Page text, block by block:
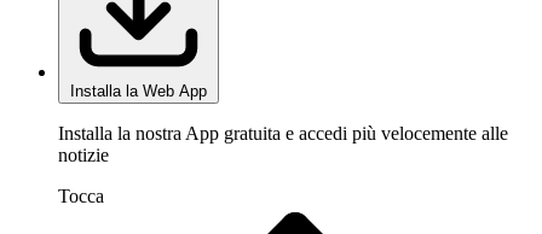
Installa la Web App
Installa la nostra App gratuita e accedi più velocemente alle
notizie
Tocca